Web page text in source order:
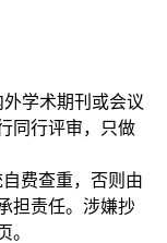
学术期刊或会议
同行评审，只做
费查重，否则由
担责任。涉嫌抄
。